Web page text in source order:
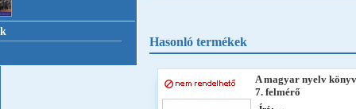
Hasonló termékek
A magyar nyelv
7. felmérő